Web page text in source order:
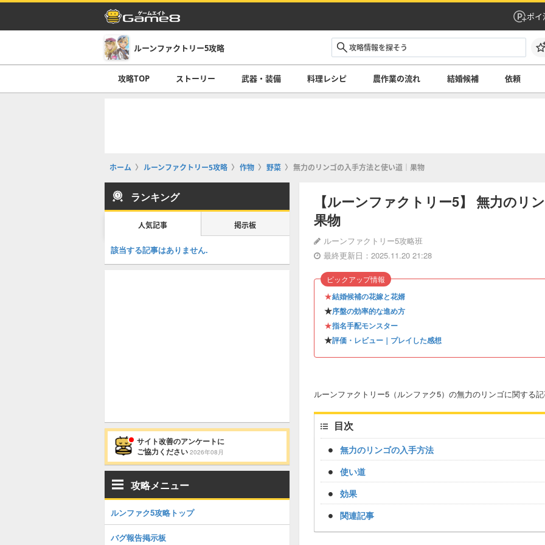
ポイ
ルーンファクトリー5攻略
攻略TOP ストーリー 武器・装備 料理レシピ 農作業の流れ 結婚候補 依頼
ホーム ルーンファクトリー5攻略 作物 野菜 無力のリンゴの入手方法と使い道｜果物
【ルーンファクトリー5】 無力のリ
果物
ルーンファクトリー5攻略班
最終更新日：2025.11.20 21:28
★結婚候補の花嫁と花婿
★序盤の効率的な進め方
★指名手配モンスター
★評価・レビュー｜プレイした感想
ピックアップ情報
ルーンファクトリー5（ルンファク5）の無力のリンゴに関する
目次
無力のリンゴの入手方法
使い道
効果
関連記事
ランキング
人気記事 掲示板
該当する記事はありません.
サイト改善のアンケートに
ご協力ください 2026年08月
攻略メニュー
ルンファク5攻略トップ
バグ報告掲示板